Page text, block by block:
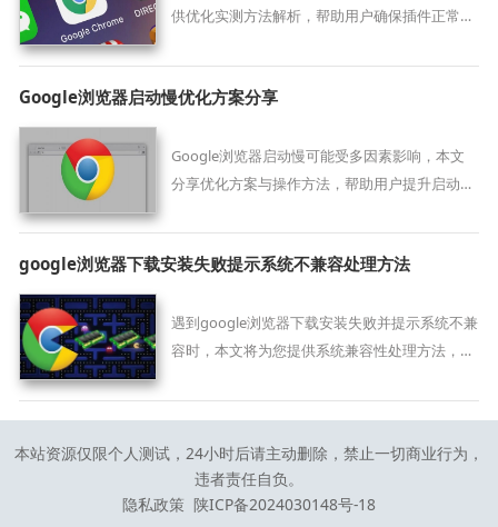
供优化实测方法解析，帮助用户确保插件正常运
Google浏览器启动慢优化方案分享
Google浏览器启动慢可能受多因素影响，本文
分享优化方案与操作方法，帮助用户提升启动速
google浏览器下载安装失败提示系统不兼容处理方法
遇到google浏览器下载安装失败并提示系统不兼
容时，本文将为您提供系统兼容性处理方法，帮
本站资源仅限个人测试，24小时后请主动删除，禁止一切商业行为，
违者责任自负。
隐私政策 陕ICP备2024030148号-18